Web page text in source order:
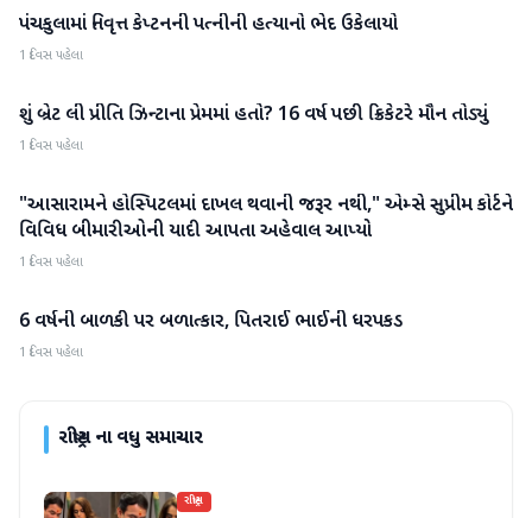
રાષ્ટ્રીય
પંચકુલામાં નિવૃત્ત કેપ્ટનની પત્નીની હત્યાનો ભેદ ઉકેલાયો
1 દિવસ પહેલા
રાષ્ટ્રીય
શું બ્રેટ લી પ્રીતિ ઝિન્ટાના પ્રેમમાં હતો? 16 વર્ષ પછી ક્રિકેટરે મૌન તોડ્યું
1 દિવસ પહેલા
રાષ્ટ્રીય
"આસારામને હોસ્પિટલમાં દાખલ થવાની જરૂર નથી," એમ્સે સુપ્રીમ કોર્ટને
વિવિધ બીમારીઓની યાદી આપતા અહેવાલ આપ્યો
1 દિવસ પહેલા
રાષ્ટ્રીય
6 વર્ષની બાળકી પર બળાત્કાર, પિતરાઈ ભાઈની ધરપકડ
1 દિવસ પહેલા
રાષ્ટ્રીયના વધુ સમાચાર
રાષ્ટ્રીય